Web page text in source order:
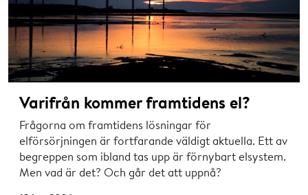
Varifrån kommer framtidens el?
Frågorna om framtidens lösningar för
elförsörjningen är fortfarande väldigt aktuella. Ett av
begreppen som ibland tas upp är förnybart elsystem.
Men vad är det? Och går det att uppnå?